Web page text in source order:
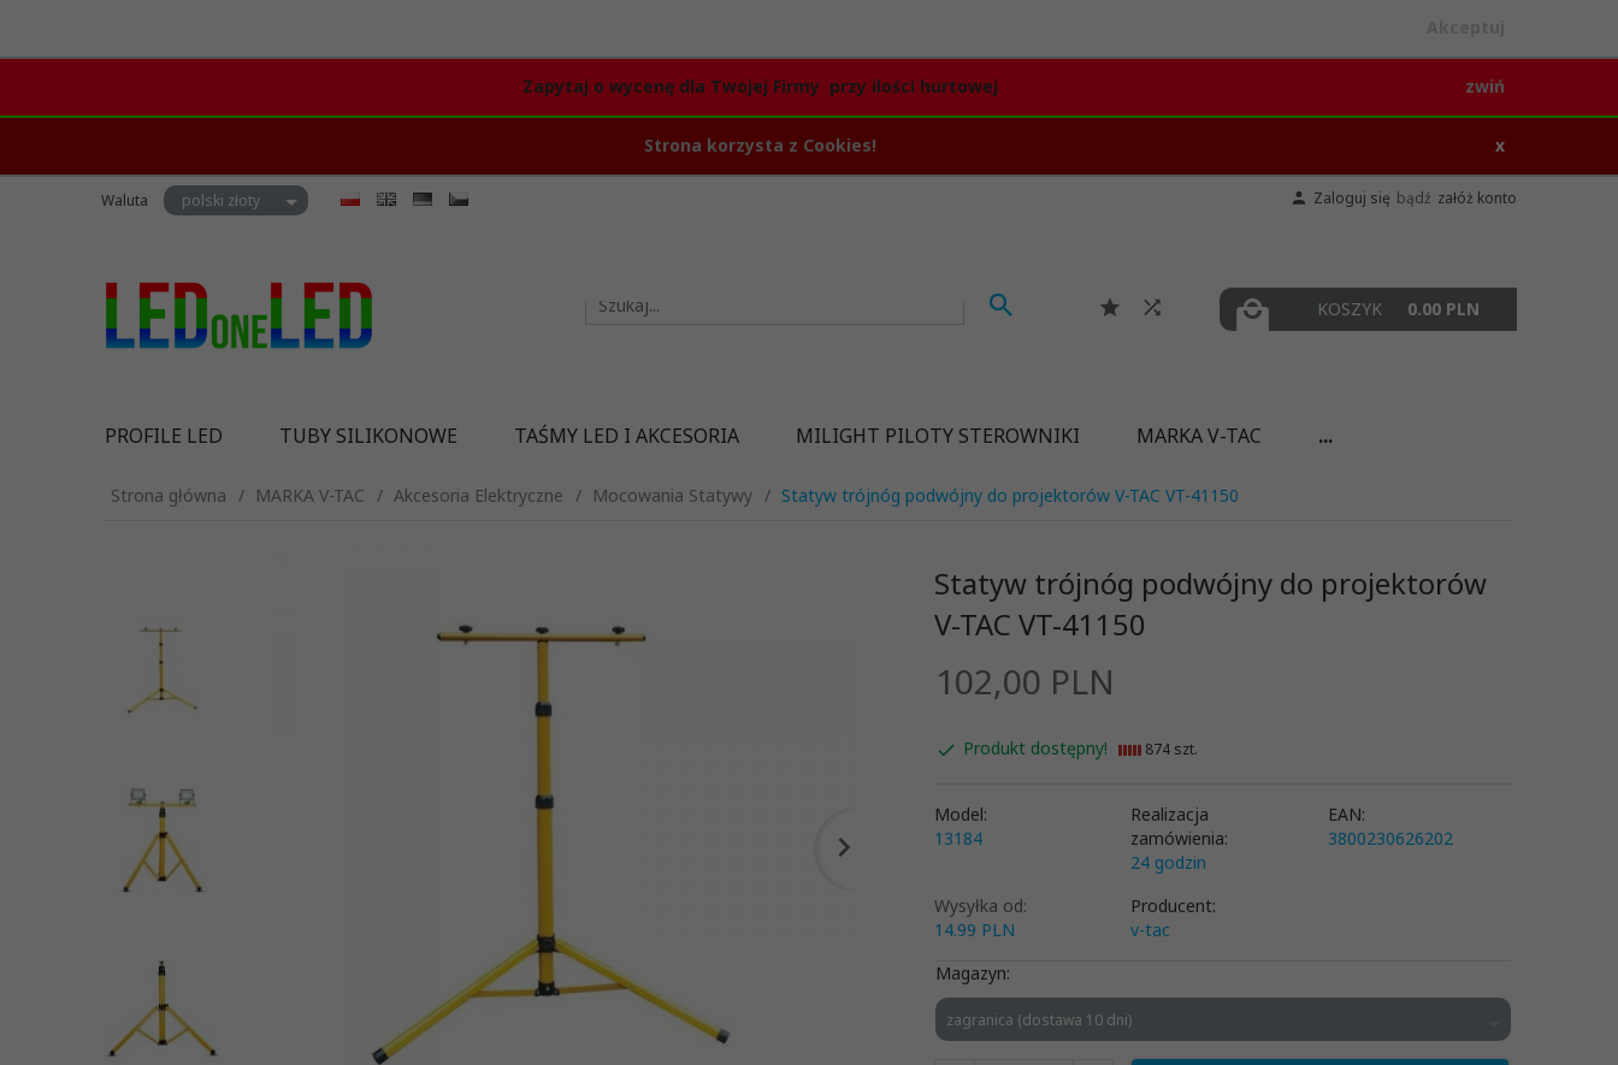
Zapytaj o wycenę dla Twojej Firmy przy ilości hurtowej zwiń
Strona korzysta z Cookies! x
Waluta currency_h
polski złoty Zaloguj się bądź załóż konto
KOSZYK 0.00PLN
PROFILE LED TUBY SILIKONOWE TAŚMY LED I AKCESORIA MILIGHT PILOTY STEROWNIKI MARKA V-TAC ...
Strona główna MARKA V-TAC Akcesoria Elektryczne Mocowania Statywy Statyw trójnóg podwójny do projektorów V-TAC VT-41150
Statyw trójnóg podwójny do projektorów
V-TAC VT-41150
102,00 PLN
Produkt dostępny! 874 szt.
Model:
13184
Realizacja
zamówienia:
24 godzin
EAN:
3800230626202
Wysyłka od:
14.99 PLN
Producent:
v-tac
Magazyn:
zagranica (dostawa 10 dni)